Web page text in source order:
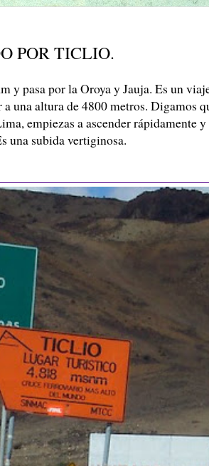
POR TICLIO.
y pasa por la Oroya y Jauja. Es un
una altura de 4800 metros. Digamos
empiezas a ascender rápidamente
una subida vertiginosa.